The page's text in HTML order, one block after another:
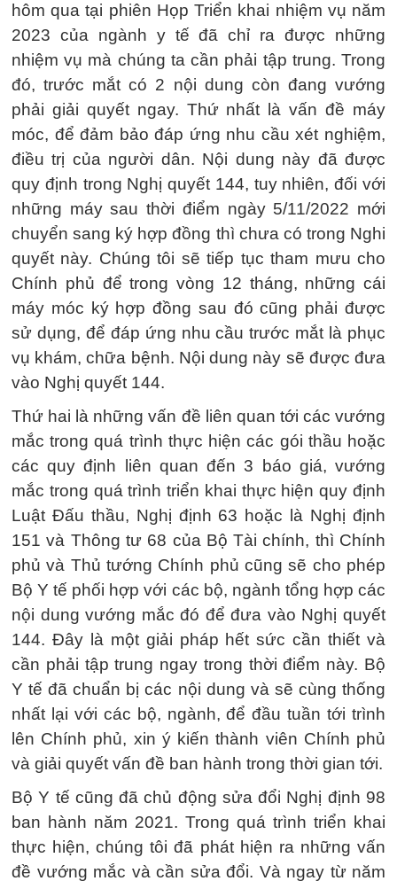
hôm qua tại phiên Họp Triển khai nhiệm vụ năm
2023 của ngành y tế đã chỉ ra được những
nhiệm vụ mà chúng ta cần phải tập trung. Trong
đó, trước mắt có 2 nội dung còn đang vướng
phải giải quyết ngay. Thứ nhất là vấn đề máy
móc, để đảm bảo đáp ứng nhu cầu xét nghiệm,
điều trị của người dân. Nội dung này đã được
quy định trong Nghị quyết 144, tuy nhiên, đối với
những máy sau thời điểm ngày 5/11/2022 mới
chuyển sang ký hợp đồng thì chưa có trong Nghi
quyết này. Chúng tôi sẽ tiếp tục tham mưu cho
Chính phủ để trong vòng 12 tháng, những cái
máy móc ký hợp đồng sau đó cũng phải được
sử dụng, để đáp ứng nhu cầu trước mắt là phục
vụ khám, chữa bệnh. Nội dung này sẽ được đưa
vào Nghị quyết 144.
Thứ hai là những vấn đề liên quan tới các vướng
mắc trong quá trình thực hiện các gói thầu hoặc
các quy định liên quan đến 3 báo giá, vướng
mắc trong quá trình triển khai thực hiện quy định
Luật Đấu thầu, Nghị định 63 hoặc là Nghị định
151 và Thông tư 68 của Bộ Tài chính, thì Chính
phủ và Thủ tướng Chính phủ cũng sẽ cho phép
Bộ Y tế phối hợp với các bộ, ngành tổng hợp các
nội dung vướng mắc đó để đưa vào Nghị quyết
144. Đây là một giải pháp hết sức cần thiết và
cần phải tập trung ngay trong thời điểm này. Bộ
Y tế đã chuẩn bị các nội dung và sẽ cùng thống
nhất lại với các bộ, ngành, để đầu tuần tới trình
lên Chính phủ, xin ý kiến thành viên Chính phủ
và giải quyết vấn đề ban hành trong thời gian tới.
Bộ Y tế cũng đã chủ động sửa đổi Nghị định 98
ban hành năm 2021. Trong quá trình triển khai
thực hiện, chúng tôi đã phát hiện ra những vấn
đề vướng mắc và cần sửa đổi. Và ngay từ năm